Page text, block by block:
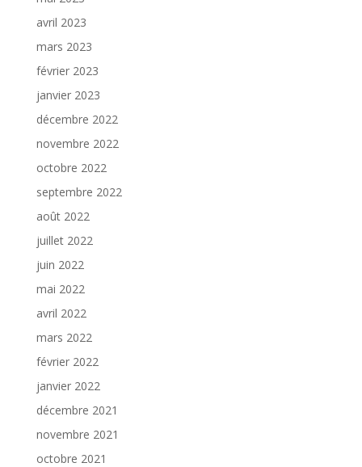
avril 2023
mars 2023
février 2023
janvier 2023
décembre 2022
novembre 2022
octobre 2022
septembre 2022
août 2022
juillet 2022
juin 2022
mai 2022
avril 2022
mars 2022
février 2022
janvier 2022
décembre 2021
novembre 2021
octobre 2021